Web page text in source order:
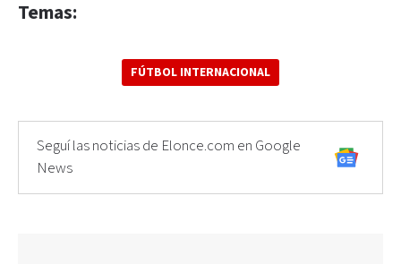
Temas:
FÚTBOL INTERNACIONAL
Seguí las noticias de Elonce.com en Google
News